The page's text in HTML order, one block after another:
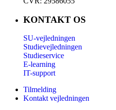
KONTAKT OS
SU-vejledningen
Studievejledningen
Studieservice
E-learning
IT-support
Tilmelding
Kontakt vejledningen